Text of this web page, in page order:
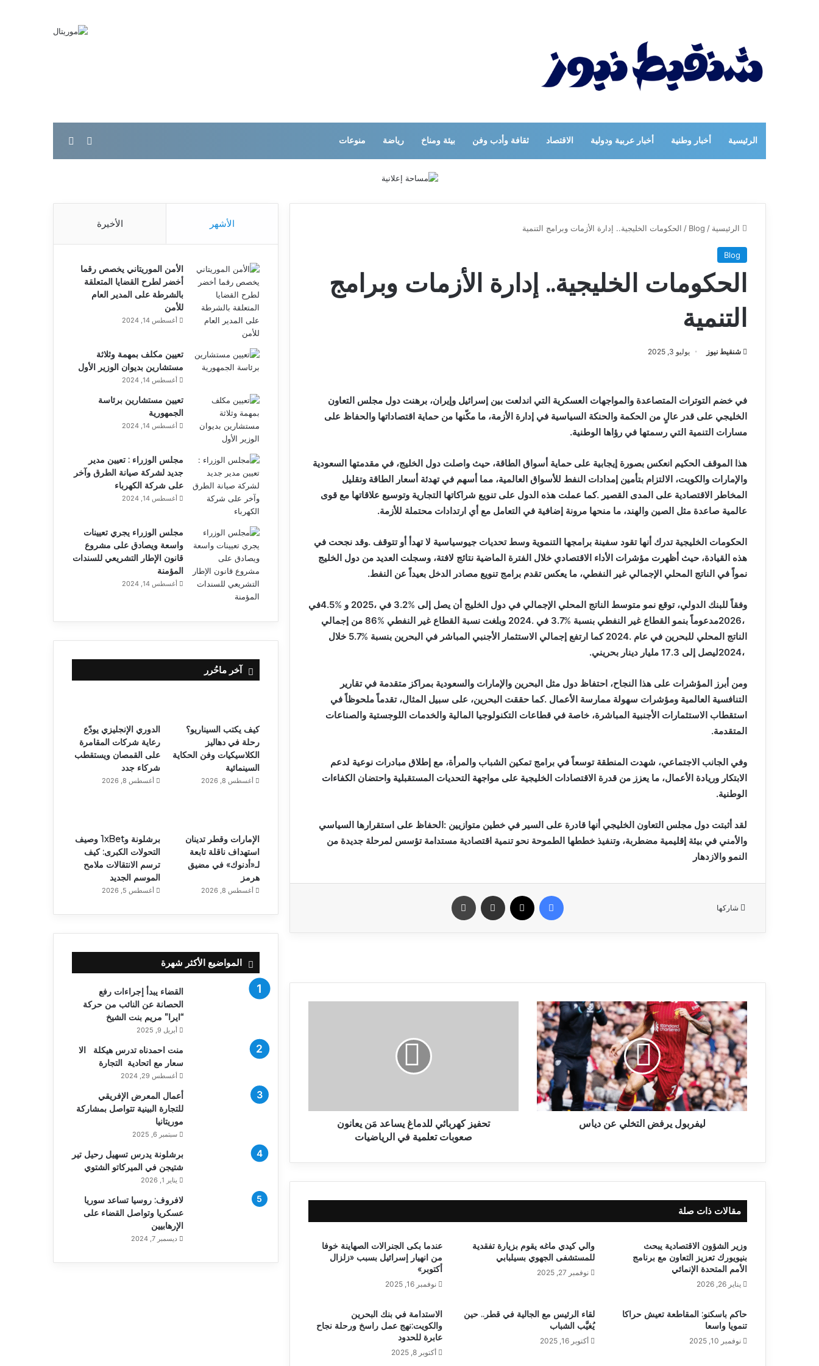
الرئيسية أخبار وطنية أخبار عربية ودولية الاقتصاد ثقافة وأدب وفن بيئة ومناخ رياضة منوعات الوضع المظلم
الرئيسية /
Blog
/ الحكومات الخليجية.. إدارة الأزمات وبرامج التنمية
Blog
الحكومات الخليجية.. إدارة الأزمات وبرامج
التنمية
شنقيط نيوز يوليو 3, 2025
‬مسارات‭ ‬التنمية‭ ‬التي‭ ‬رسمتها‭ ‬في‭ ‬رؤاها‭ ‬الوطنية‭.‬
‬عالمية‭ ‬صاعدة‭ ‬مثل‭ ‬الصين‭ ‬والهند،‭ ‬ما‭ ‬منحها‭ ‬مرونة‭ ‬إضافية‭ ‬في‭ ‬التعامل‭ ‬مع‭ ‬أي‭ ‬ارتدادات‭ ‬محتملة‭ ‬للأزمة‭.‬
‬نمواً‭ ‬في‭ ‬الناتج‭ ‬المحلي‭ ‬الإجمالي‭ ‬غير‭ ‬النفطي،‭ ‬ما‭ ‬يعكس‭ ‬تقدم‭ ‬برامج‭ ‬تنويع‭ ‬مصادر‭ ‬الدخل‭ ‬بعيداً‭ ‬عن‭ ‬النفط‭.‬
وفقاً‭ ‬للبنك‭ ‬الدولي،‭ ‬توقع‭ ‬نمو‭ ‬متوسط‭ ‬الناتج‭ ‬المحلي‭ ‬الإجمالي‭ ‬في‭ ‬دول‭ ‬الخليج‭ ‬أن‭ ‬يصل‭ ‬إلى‭ ‬3‭.‬2 %
%
‬2026،‭ ‬مدعوماً‭ ‬بنمو‭ ‬القطاع‭ ‬غير‭ ‬النفطي‭ ‬بنسبة‭ ‬3‭.‬7
%
%
‬الناتج‭ ‬المحلي‭ ‬للبحرين‭ ‬في‭ ‬عام‭ ‬2024‭. ‬كما‭ ‬ارتفع‭ ‬إجمالي‭ ‬الاستثمار‭ ‬الأجنبي‭ ‬المباشر‭ ‬في‭ ‬البحرين‭ ‬بنسبة‭ ‬5‭.‬7
%
‬2024،‭ ‬ليصل‭ ‬إلى‭ ‬17‭.‬3‭ ‬مليار‭ ‬دينار‭ ‬بحريني‭.‬
‬المتقدمة‭.‬
‬الوطنية‭.‬
‬النمو‭ ‬والازدهار‭
شاركها
فيسبوك مشاركة عبر البريد
ليفربول يرفض التخلي عن دياس
تحفيز كهربائي للدماغ يساعد مَن يعانون
صعوبات تعلمية في الرياضيات
مقالات ذات صلة
وزير الشؤون الاقتصادية يبحث
بنيويورك تعزيز التعاون مع برنامج
الأمم المتحدة الإنمائي
يناير 26, 2026
والي كيدي ماغه يقوم بزيارة تفقدية
للمستشفى الجهوي بسيلبابي
نوفمبر 27, 2025
عندما بكى الجنرالات الصهاينة خوفا
من انهيار إسرائيل بسبب «زلزال
أكتوبر»
نوفمبر 16, 2025
حاكم باسكنو: المقاطعة تعيش حراكا
تنمويا واسعا
نوفمبر 10, 2025
لقاء الرئيس مع الجالية في قطر.. حين
يُغيَّب الشباب
أكتوبر 16, 2025
الاستدامة في بنك البحرين
والكويت:نهج عمل راسخ ورحلة نجاح
عابرة للحدود
أكتوبر 8, 2025
الأشهر الأخيرة
الأمن الموريتاني يخصص رقما
أخضر لطرح القضايا المتعلقة
بالشرطة على المدير العام
للأمن
أغسطس 14, 2024
تعيين مكلف بمهمة وثلاثة
مستشارين بديوان الوزير الأول
أغسطس 14, 2024
تعيين مستشارين برئاسة
الجمهورية
أغسطس 14, 2024
مجلس الوزراء : تعيين مدير
جديد لشركة صيانة الطرق وآخر
على شركة الكهرباء
أغسطس 14, 2024
مجلس الوزراء يجري تعيينات
واسعة ويصادق على مشروع
قانون الإطار التشريعي للسندات
المؤمنة
أغسطس 14, 2024
آخر ماحُرر
كيف يكتب السيناريو؟
رحلة في دهاليز
الكلاسيكيات وفن الحكاية
السينمائية
أغسطس 8, 2026
الدوري الإنجليزي يودّع
رعاية شركات المقامرة
على القمصان ويستقطب
شركاء جدد
أغسطس 8, 2026
الإمارات وقطر تدينان
استهداف ناقلة تابعة
لـ«أدنوك» في مضيق
هرمز
أغسطس 8, 2026
برشلونة و1xBet وصيف
التحولات الكبرى: كيف
ترسم الانتقالات ملامح
الموسم الجديد
أغسطس 5, 2026
المواضيع الأكثر شهرة
القضاء يبدأ إجراءات رفع
الحصانة عن النائب من حركة
“ايرا” مريم بنت الشيخ
أبريل 9, 2025
منت احمدناه تدرس هيكلة الا
سعار مع اتحادية التجارة
أغسطس 29, 2024
أعمال المعرض الإفريقي
للتجارة البينية تتواصل بمشاركة
موريتانيا
سبتمبر 6, 2025
برشلونة يدرس تسهيل رحيل تير
شتيجن في الميركاتو الشتوي
يناير 1, 2026
لافروف: روسيا تساعد سوريا
عسكريا وتواصل القضاء على
الإرهابيين
ديسمبر 7, 2024